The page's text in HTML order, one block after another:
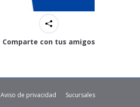
Comparte con tus amigos
Aviso de privacidad Sucursales